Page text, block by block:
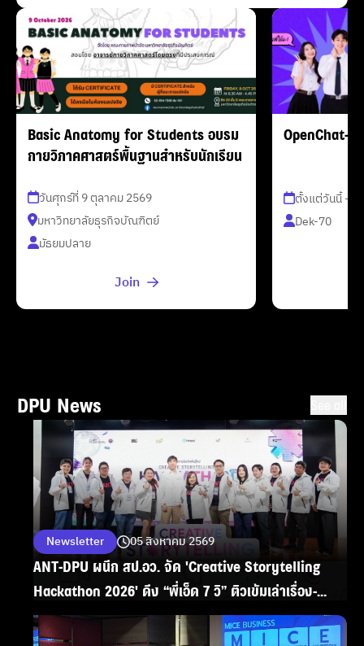
Basic Anatomy for Students อบรม
กายวิภาคศาสตร์พื้นฐานสำหรับนักเรียน
วันศุกร์ที่ 9 ตุลาคม 2569
มหาวิทยาลัยธุรกิจบัณฑิตย์
มัธยมปลาย
Join
OpenChat-
ตั้งแต่วันนี้ -
Dek-70
DPU News
Newsletter 05 สิงหาคม 2569
ANT-DPU ผนึก สป.อว. จัด 'Creative Storytelling
Hackathon 2026' ดึง “พี่เอ็ด 7 วิ” ติวเข้มเล่าเรื่อง-
สร้างสรรค์ผลงานเกม-แอนิเมชัน-สื่อปฏิสัมพันธ์ที่ดีต่อ
สังคม